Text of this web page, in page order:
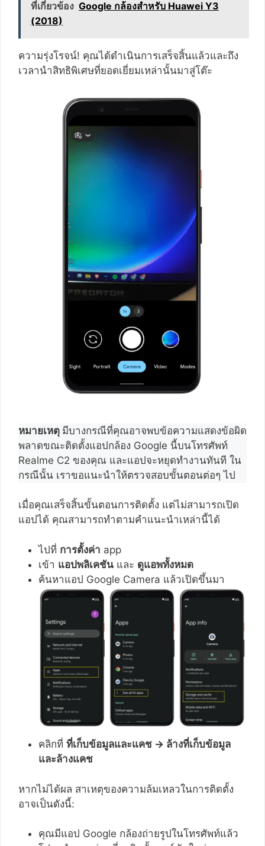
ที่เกี่ยวข้อง Google กล้องสำหรับ Huawei Y3
(2018)
ความรุ่งโรจน์! คุณได้ดำเนินการเสร็จสิ้นแล้วและถึง
เวลานำสิทธิพิเศษที่ยอดเยี่ยมเหล่านั้นมาสู่โต๊ะ
หมายเหตุ มีบางกรณีที่คุณอาจพบข้อความแสดงข้อผิด
พลาดขณะติดตั้งแอปกล้อง Google นี้บนโทรศัพท์
Realme C2 ของคุณ และแอปจะหยุดทำงานทันที ใน
กรณีนั้น เราขอแนะนำให้ตรวจสอบขั้นตอนต่อๆ ไป
เมื่อคุณเสร็จสิ้นขั้นตอนการติดตั้ง แต่ไม่สามารถเปิด
แอปได้ คุณสามารถทำตามคำแนะนำเหล่านี้ได้
ไปที่ การตั้งค่า app
เข้า แอปพลิเคชัน และ ดูแอพทั้งหมด
ค้นหาแอป Google Camera แล้วเปิดขึ้นมา
คลิกที่ ที่เก็บข้อมูลและแคช → ล้างที่เก็บข้อมูล
และล้างแคช
หากไม่ได้ผล สาเหตุของความล้มเหลวในการติดตั้ง
อาจเป็นดังนี้:
คุณมีแอป Google กล้องถ่ายรูปในโทรศัพท์แล้ว